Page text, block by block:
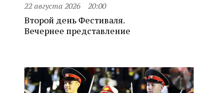
22 августа 2026 20:00
Второй день Фестиваля.
Вечернее представление